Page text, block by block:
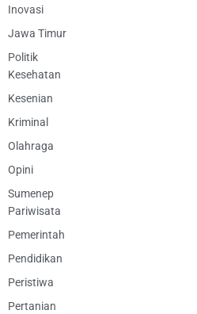
Inovasi
Jawa Timur
Politik
Kesehatan
Kesenian
Kriminal
Olahraga
Opini
Sumenep
Pariwisata
Pemerintah
Pendidikan
Peristiwa
Pertanian